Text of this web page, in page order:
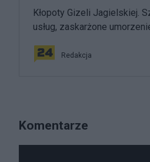
Kłopoty Gizeli Jagielskiej.
usług, zaskarżone
Redakcja
Komentarze